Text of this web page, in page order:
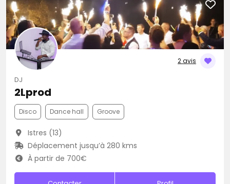
2 avis
DJ
2Lprod
Disco Dance hall Groove
Istres (13)
Déplacement jusqu’à 280 kms
À partir de 700€